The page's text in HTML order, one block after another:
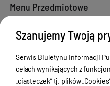
Menu Przedmiotowe
Ogłoszenia
Bezpieczeństwo
Urodzenia, małżeństwa, zgony,
Szanujemy Twoją
Serwis Biuletynu Informacji
celach wynikających z
„ciasteczek” tj. plików